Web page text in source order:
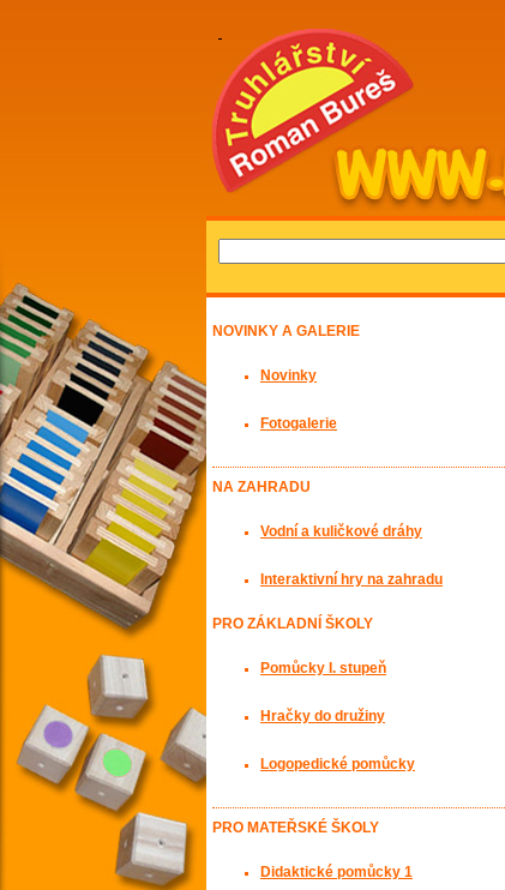
NOVINKY A GALERIE
Novinky
Fotogalerie
NA ZAHRADU
Vodní a kuličkové dráhy
Interaktivní hry na zahradu
PRO ZÁKLADNÍ ŠKOLY
Pomůcky I. stupeň
Hračky do družiny
Logopedické pomůcky
PRO MATEŘSKÉ ŠKOLY
Didaktické pomůcky 1